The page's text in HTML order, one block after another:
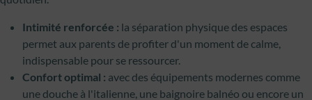
Intimité renforcée : la séparation physique des espaces
permet aux parents de profiter d'un moment de calme,
indispensable pour se ressourcer.
Confort optimal : avec des équipements modernes comme
une douche à l'italienne, une baignoire balnéo ou encore un